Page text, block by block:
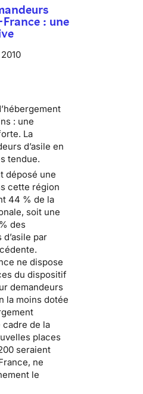
: une
2010
: une
. La
d’asile en
tendue.
déposé une
cette région
44 % de la
soit une
des
par
ne dispose
du dispositif
demandeurs
la moins dotée
cadre de la
places
seraient
ne
le